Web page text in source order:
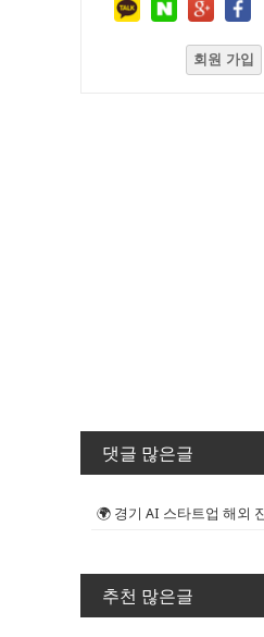
회원 가입
댓글 많은글
추천 많은글